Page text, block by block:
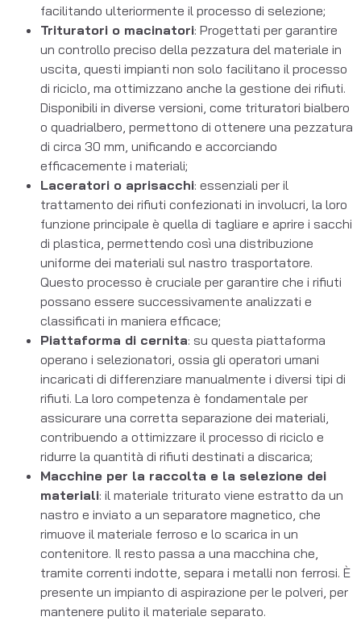
facilitando ulteriormente il processo di selezione;
Trituratori o macinatori: Progettati per garantire
un controllo preciso della pezzatura del materiale in
uscita, questi impianti non solo facilitano il processo
di riciclo, ma ottimizzano anche la gestione dei rifiuti.
Disponibili in diverse versioni, come trituratori bialbero
o quadrialbero, permettono di ottenere una pezzatura
di circa 30 mm, unificando e accorciando
efficacemente i materiali;
Laceratori o aprisacchi: essenziali per il
trattamento dei rifiuti confezionati in involucri, la loro
funzione principale è quella di tagliare e aprire i sacchi
di plastica, permettendo così una distribuzione
uniforme dei materiali sul nastro trasportatore.
Questo processo è cruciale per garantire che i rifiuti
possano essere successivamente analizzati e
classificati in maniera efficace;
Piattaforma di cernita: su questa piattaforma
operano i selezionatori, ossia gli operatori umani
incaricati di differenziare manualmente i diversi tipi di
rifiuti. La loro competenza è fondamentale per
assicurare una corretta separazione dei materiali,
contribuendo a ottimizzare il processo di riciclo e
ridurre la quantità di rifiuti destinati a discarica;
Macchine per la raccolta e la selezione dei
materiali: il materiale triturato viene estratto da un
nastro e inviato a un separatore magnetico, che
rimuove il materiale ferroso e lo scarica in un
contenitore. Il resto passa a una macchina che,
tramite correnti indotte, separa i metalli non ferrosi. È
presente un impianto di aspirazione per le polveri, per
mantenere pulito il materiale separato.